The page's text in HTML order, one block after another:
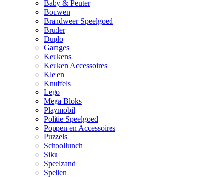
Baby & Peuter
Bouwen
Brandweer Speelgoed
Bruder
Duplo
Garages
Keukens
Keuken Accessoires
Kleien
Knuffels
Lego
Mega Bloks
Playmobil
Politie Speelgoed
Poppen en Accessoires
Puzzels
Schoollunch
Siku
Speelzand
Spellen